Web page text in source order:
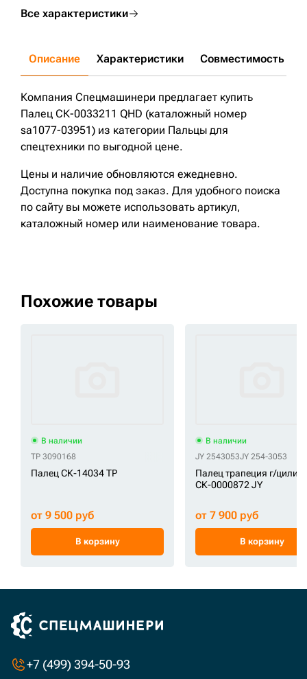
Все характеристики
Описание Характеристики Совместимость
Компания Спецмашинери предлагает купить
Палец СК-0033211 QHD (каталожный номер
sa1077-03951) из категории Пальцы для
спецтехники по выгодной цене.
Цены и наличие обновляются ежедневно.
Доступна покупка под заказ. Для удобного поиска
по сайту вы можете использовать артикул,
каталожный номер или наименование товара.
Похожие товары
В наличии
TP 3090168
Палец СК-14034 TP
от 9 500 руб
В корзину
В наличии
JY 2543053JY 254-3053
Палец трапеция г/
СК-0000872 JY
от 7 900 руб
В корзину
+7 (499) 394-50-93